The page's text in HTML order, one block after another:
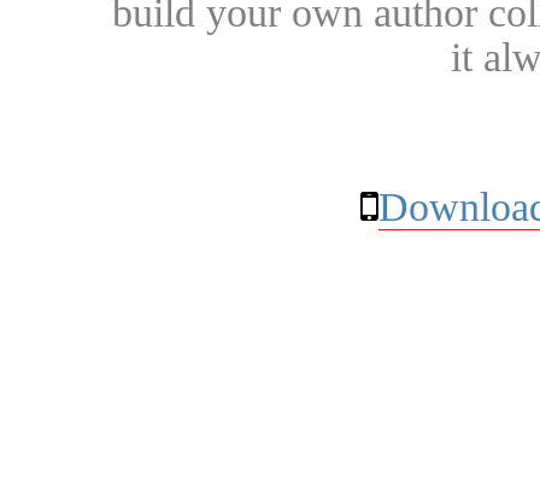
build your own author
it